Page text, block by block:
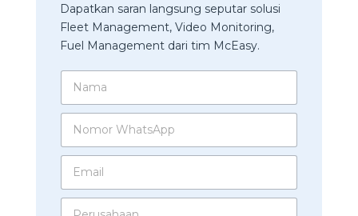
Dapatkan saran langsung seputar solusi
Fleet Management, Video Monitoring,
Fuel Management dari tim McEasy.
N
m
A
a
k
h
N
m
W
E
a
P